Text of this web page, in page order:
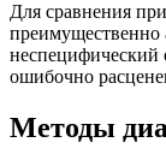
Для сравнения
неспецифический
ошибочно
Методы